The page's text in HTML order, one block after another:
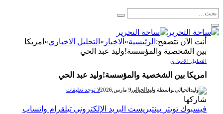
أنت الآن تتصفح:الرئيسية»الاخبار» التحليل الاخباري»امريكا
بين الشخصية والمؤسسة!وليد عبد الحي
التحليل الاخباري
امريكا بين الشخصية والمؤسسة!وليد عبد الحي
بواسطة وليدالحيالي9 مارس,2026 لا توجد تعليقات
شاركها
فيسبوك تويتر بينتيريست البريد الإلكتروني تيلقرام واتساب